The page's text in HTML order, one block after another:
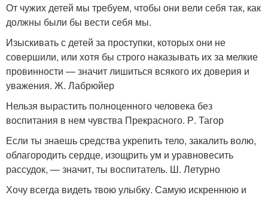
От чужих детей мы требуем, чтобы они вели себя так, как
должны были бы вести себя мы.
Изыскивать с детей за проступки, которых они не
совершили, или хотя бы строго наказывать их за мелкие
провинности — значит лишиться всякого их доверия и
уважения. Ж. Лабрюйер
Нельзя вырастить полноценного человека без
воспитания в нем чувства Прекрасного. Р. Тагор
Если ты знаешь средства укрепить тело, закалить волю,
облагородить сердце, изощрить ум и уравновесить
рассудок, — значит, ты воспитатель. Ш. Летурно
Хочу всегда видеть твою улыбку. Самую искреннюю и